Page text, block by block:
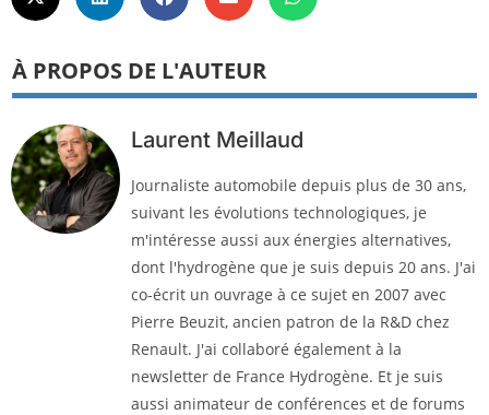
À PROPOS DE L'AUTEUR
Laurent Meillaud
Journaliste automobile depuis plus de 30 ans,
suivant les évolutions technologiques, je
m'intéresse aussi aux énergies alternatives,
dont l'hydrogène que je suis depuis 20 ans. J'ai
co-écrit un ouvrage à ce sujet en 2007 avec
Pierre Beuzit, ancien patron de la R&D chez
Renault. J'ai collaboré également à la
newsletter de France Hydrogène. Et je suis
aussi animateur de conférences et de forums